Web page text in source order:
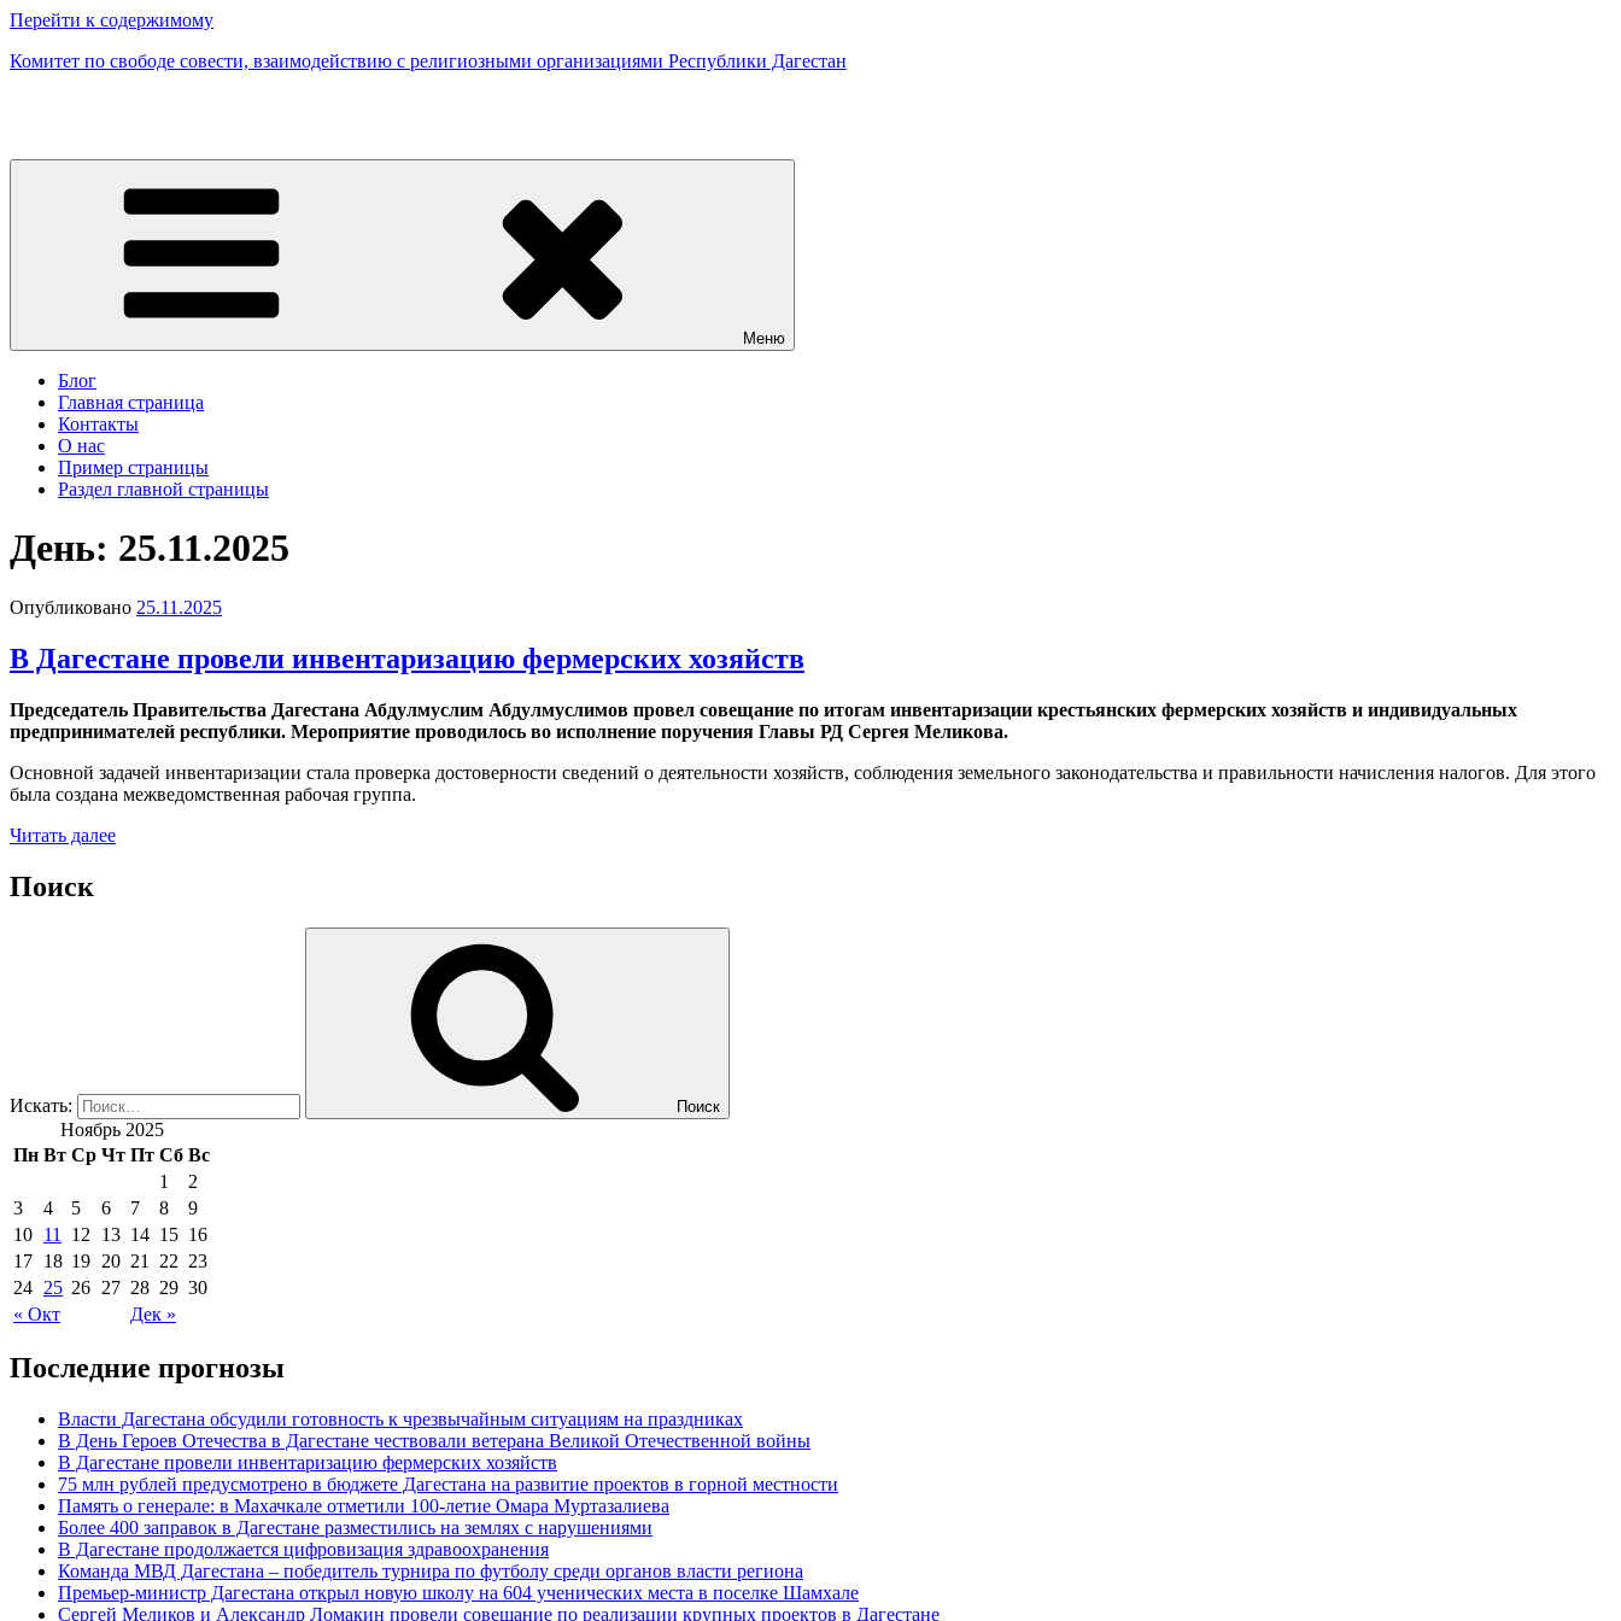
Перейти к содержимому
Комитет по свободе совести, взаимодействию с религиозными организациями Республики Дагестан
Меню
Блог
Главная страница
Контакты
О нас
Пример страницы
Раздел главной страницы
День: 25.11.2025
Опубликовано 25.11.2025
В Дагестане провели инвентаризацию фермерских хозяйств
Председатель Правительства Дагестана Абдулмуслим Абдулмуслимов провел совещание по итогам инвентаризации крестьянских фермерских хозяйств и индивидуальных
предпринимателей республики. Мероприятие проводилось во исполнение поручения Главы РД Сергея Меликова.
Основной задачей инвентаризации стала проверка достоверности сведений о деятельности хозяйств, соблюдения земельного законодательства и правильности начисления налогов. Для этого
была создана межведомственная рабочая группа.
Читать далее
Поиск
Искать: Поиск
Ноябрь 2025
Пн Вт Ср Чт Пт Сб Вс
« Окт Дек »
1
2
3
4 5 6 7 8
9
10 11 12 13 14 15 16
17 18 19 20 21 22 23
24 25 26 27 28 29 30
Последние прогнозы
Власти Дагестана обсудили готовность к чрезвычайным ситуациям на праздниках
В День Героев Отечества в Дагестане чествовали ветерана Великой Отечественной войны
В Дагестане провели инвентаризацию фермерских хозяйств
75 млн рублей предусмотрено в бюджете Дагестана на развитие проектов в горной местности
Память о генерале: в Махачкале отметили 100-летие Омара Муртазалиева
Более 400 заправок в Дагестане разместились на землях с нарушениями
В Дагестане продолжается цифровизация здравоохранения
Команда МВД Дагестана – победитель турнира по футболу среди органов власти региона
Премьер-министр Дагестана открыл новую школу на 604 ученических места в поселке Шамхале
Сергей Меликов и Александр Ломакин провели совещание по реализации крупных проектов в Дагестане